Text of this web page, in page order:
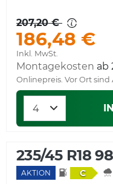
207,20 €
186,48 €
Inkl. MwSt.
Montagekosten ab
Onlinepreis. Vor Ort
235/45 R18
AKTION C